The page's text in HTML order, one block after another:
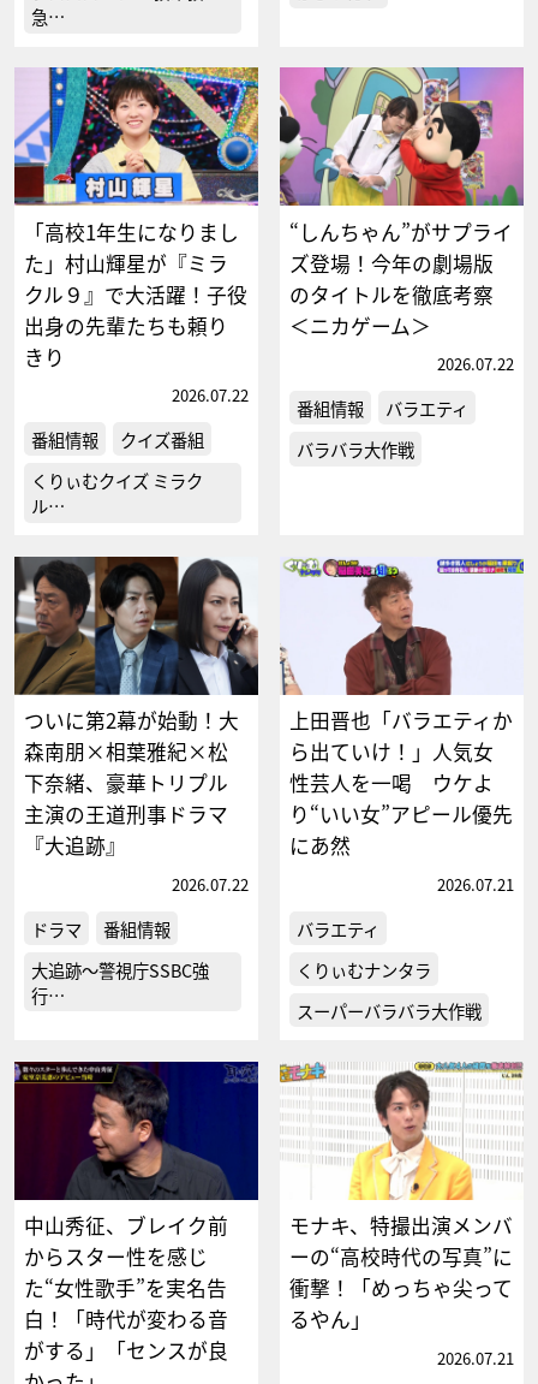
急…
「高校1年生になりまし
た」村山輝星が『ミラ
クル９』で大活躍！子役
出身の先輩たちも頼り
きり
2026.07.22
番組情報
クイズ番組
くりぃむクイズ ミラク
ル…
“しんちゃん”がサプライ
ズ登場！今年の劇場版
のタイトルを徹底考察
＜ニカゲーム＞
2026.07.22
番組情報
バラエティ
バラバラ大作戦
ついに第2幕が始動！大
森南朋×相葉雅紀×松
下奈緒、豪華トリプル
主演の王道刑事ドラマ
『大追跡』
2026.07.22
ドラマ
番組情報
大追跡～警視庁SSBC強
行…
上田晋也「バラエティか
ら出ていけ！」人気女
性芸人を一喝 ウケよ
り“いい女”アピール優先
にあ然
2026.07.21
バラエティ
くりぃむナンタラ
スーパーバラバラ大作戦
中山秀征、ブレイク前
からスター性を感じ
た“女性歌手”を実名告
白！「時代が変わる音
がする」「センスが良
モナキ、特撮出演メンバ
ーの“高校時代の写真”に
衝撃！「めっちゃ尖って
るやん」
2026.07.21